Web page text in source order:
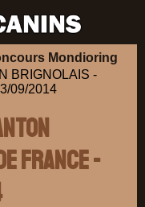
Mondioring
BRIGNOLAIS -
09/2014
France -